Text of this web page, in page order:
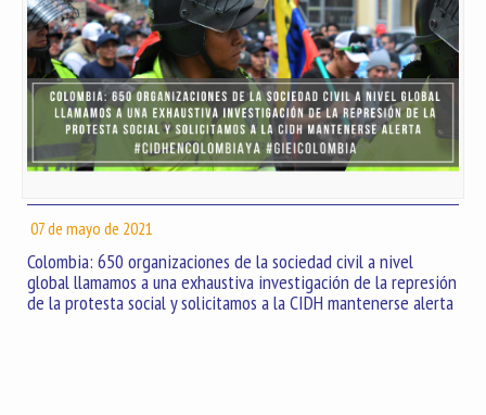
07 de mayo de 2021
Colombia: 650 organizaciones de la sociedad civil a nivel
global llamamos a una exhaustiva investigación de la represión
de la protesta social y solicitamos a la CIDH mantenerse alerta